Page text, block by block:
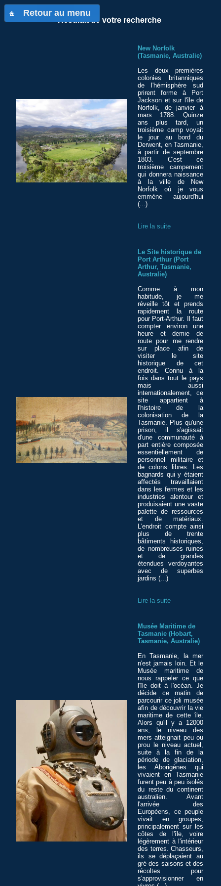
Retour au menu
Résultat de votre recherche
New Norfolk
(Tasmanie, Australie)
Les deux premières
colonies britanniques
de l'hémisphère sud
prirent forme à Port
Jackson et sur l'île de
Norfolk, de janvier à
mars 1788. Quinze
ans plus tard, un
troisième camp voyait
le jour au bord du
Derwent, en Tasmanie,
à partir de septembre
1803. C'est ce
troisième campement
qui donnera naissance
à la ville de New
Norfolk où je vous
emmène aujourd'hui
(...)
Lire la suite
Le Site historique de
Port Arthur (Port
Arthur, Tasmanie,
Australie)
Comme à mon
habitude, je me
réveille tôt et prends
rapidement la route
pour Port-Arthur. Il faut
compter environ une
heure et demie de
route pour me rendre
sur place afin de
visiter le site
historique de cet
endroit. Connu à la
fois dans tout le pays
mais aussi
internationalement, ce
site appartient à
l'histoire de la
colonisation de la
Tasmanie. Plus qu'une
prison, il s'agissait
d'une communauté à
part entière composée
essentiellement de
personnel militaire et
de colons libres. Les
bagnards qui y étaient
affectés travaillaient
dans les fermes et les
industries alentour et
produisaient une vaste
palette de ressources
et de matériaux.
L'endroit compte ainsi
plus de trente
bâtiments historiques,
de nombreuses ruines
et de grandes
étendues verdoyantes
avec de superbes
jardins (...)
Lire la suite
Musée Maritime de
Tasmanie (Hobart,
Tasmanie, Australie)
En Tasmanie, la mer
n'est jamais loin. Et le
Musée maritime de
nous rappeler ce que
l'île doit à l'océan. Je
décide ce matin de
parcourir ce joli musée
afin de découvrir la vie
maritime de cette île.
Alors qu'il y a 12000
ans, le niveau des
mers atteignait peu ou
prou le niveau actuel,
suite à la fin de la
période de glaciation,
les Aborigènes qui
vivaient en Tasmanie
furent peu à peu isolés
du reste du continent
australien. Avant
l'arrivée des
Européens, ce peuple
vivait en groupes,
principalement sur les
côtes de l'île, voire
légèrement à l'intérieur
des terres. Chasseurs,
ils se déplaçaient au
gré des saisons et des
récoltes pour
s'approvisionner en